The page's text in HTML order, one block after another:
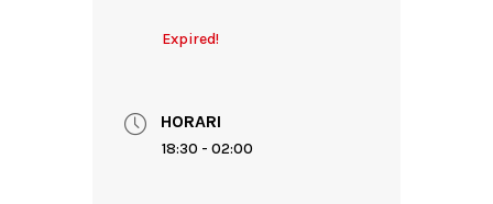
Expired!
HORARI
18:30 - 02:00